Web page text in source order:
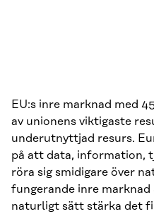
EU:s inre marknad med
av unionens viktigaste
underutnyttjad resurs.
på att data, information,
röra sig smidigare över
fungerande inre
naturligt sätt stärka det